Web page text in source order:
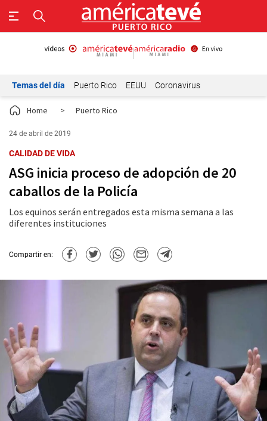
Temas del día Puerto Rico EEUU Coronavirus
Home > Puerto Rico
24 de abril de 2019
CALIDAD DE VIDA
ASG inicia proceso de adopción de 20
caballos de la Policía
Los equinos serán entregados esta misma semana a las
diferentes instituciones
Compartir en: